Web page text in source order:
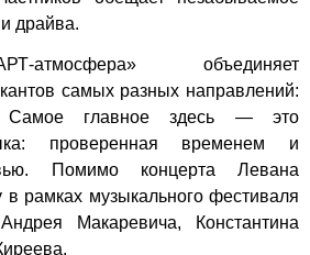
драйва.
атмосфера» объединяет
самых разных направлений:
Самое главное здесь — это
проверенная временем и
Помимо концерта Левана
рамках музыкального фестиваля
Макаревича, Константина